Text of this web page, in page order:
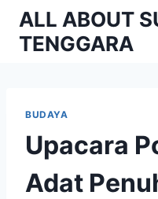
Skip
content
ALL ABOUT
TENGGARA
BUDAYA
Upacara
Adat